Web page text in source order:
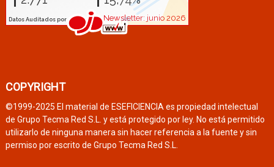
COPYRIGHT
©1999-2025 El material de ESEFICIENCIA es propiedad intelectual
de Grupo Tecma Red S.L. y está protegido por ley. No está permitido
utilizarlo de ninguna manera sin hacer referencia a la fuente y sin
permiso por escrito de Grupo Tecma Red S.L.